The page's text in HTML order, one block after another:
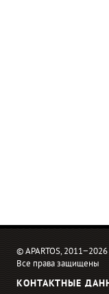
© APARTOS, 2011−2026
Все права защищены
КОНТАКТНЫЕ